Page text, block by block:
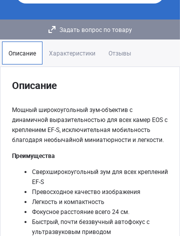
Задать вопрос по товару
Описание Характеристики Отзывы
Описание
Мощный широкоугольный зум-объектив с
динамичной выразительностью для всех камер EOS с
креплением EF-S, исключительная мобильность
благодаря необычайной миниатюрности и легкости.
Преимущества
Сверхширокоугольный зум для всех креплений
EF-S
Превосходное качество изображения
Легкость и компактность
Фокусное расстояние всего 24 см.
Быстрый, почти беззвучный автофокус с
ультразвуковым приводом